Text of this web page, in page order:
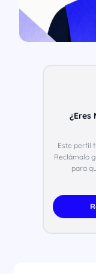
¿Eres
Este perfil
Reclámalo
para